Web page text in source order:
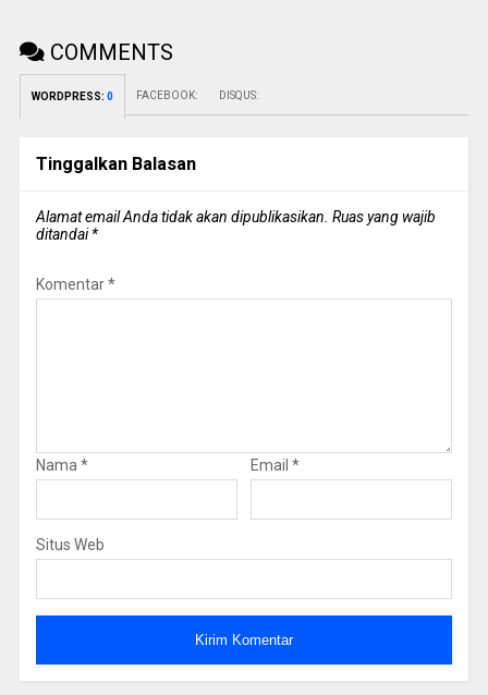
COMMENTS
WORDPRESS: 0 FACEBOOK: DISQUS:
Tinggalkan Balasan
Alamat email Anda tidak akan dipublikasikan. Ruas yang wajib
ditandai*
Komentar*
Nama* Email *
Situs Web